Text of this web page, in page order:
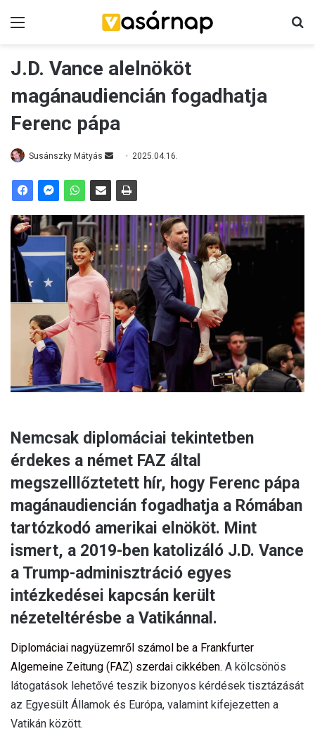
J.D. Vance alelnököt
magánaudiencián fogadhatja
Ferenc pápa
Susánszky Mátyás
n
m
a
i
2025.04.16.
Nemcsak diplomáciai tekintetben
érdekes a német FAZ által
megszelllőztetett hír, hogy Ferenc pápa
magánaudiencián fogadhatja a Rómában
tartózkodó amerikai elnököt. Mint
ismert, a 2019-ben katolizáló J.D. Vance
a Trump-adminisztráció egyes
intézkedései kapcsán került
nézeteltérésbe a Vatikánnal.
Diplomáciai nagyüzemről számol be a Frankfurter
Algemeine Zeitung (FAZ) szerdai cikkében. A kölcsönös
látogatások lehetővé teszik bizonyos kérdések tisztázását
az Egyesült Államok és Európa, valamint kifejezetten a
Vatikán között.